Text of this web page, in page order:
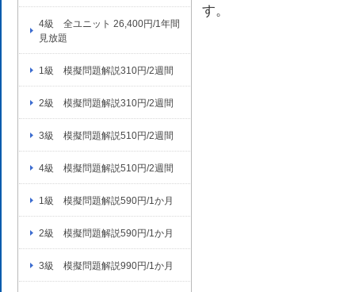
4級 全ユニット 26,400円/1年間
見放題
1級 模擬問題解説310円/2週間
2級 模擬問題解説310円/2週間
3級 模擬問題解説510円/2週間
4級 模擬問題解説510円/2週間
1級 模擬問題解説590円/1か月
2級 模擬問題解説590円/1か月
3級 模擬問題解説990円/1か月
す。